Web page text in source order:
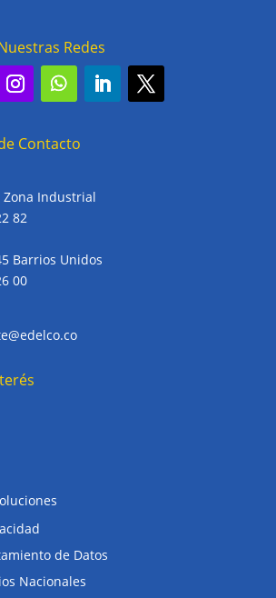
Redes
Contacto
Zona Industrial
82
Barrios Unidos
00
de Datos
Nacionales